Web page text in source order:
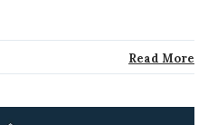
Read More